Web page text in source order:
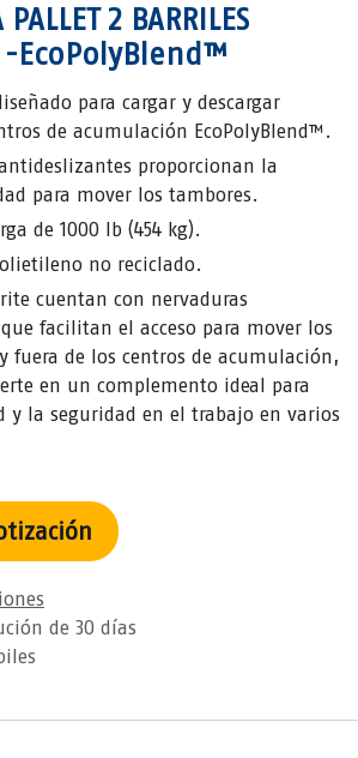
2 BARRILES
-EcoPolyBlend™
para cargar y descargar
de acumulación EcoPolyBlend™.
proporcionan la
para mover los tambores.
de 1000 lb (454 kg).
no reciclado.
cuentan con nervaduras
facilitan el acceso para mover los
fuera de los centros de acumulación,
en un complemento ideal para
y la seguridad en el trabajo en varios
de 30 días